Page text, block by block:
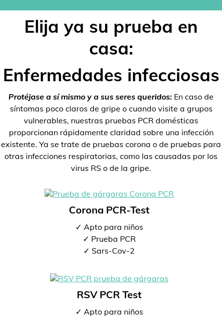
Elija ya su prueba en
casa:
Enfermedades infecciosas
Protéjase a sí mismo y a sus seres queridos: En caso de
síntomas poco claros de gripe o cuando visite a grupos
vulnerables, nuestras pruebas PCR domésticas
proporcionan rápidamente claridad sobre una infección
existente. Ya se trate de pruebas corona o de pruebas para
otras infecciones respiratorias, como las causadas por los
virus RS o de la gripe.
Corona PCR-Test
✓ Apto para niños
✓ Prueba PCR
✓ Sars-Cov-2
RSV PCR Test
✓ Apto para niños